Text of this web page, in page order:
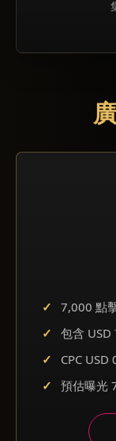
7,000 點
包含 USD
CPC USD
預估曝光